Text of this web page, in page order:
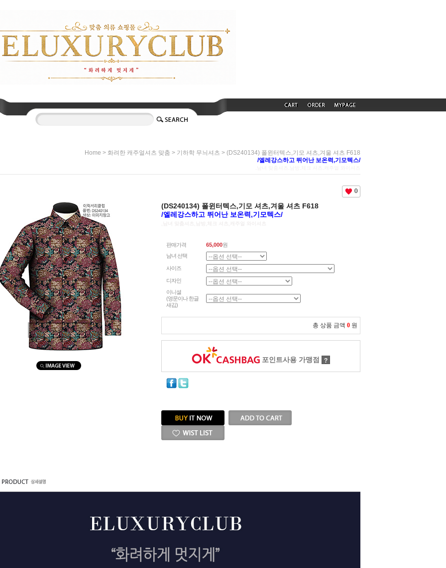
Home > 화려한 캐주얼셔츠 맞춤 > 기하학 무늬셔츠 > (DS240134) 폴윈터텍스,기모 셔츠,겨울 셔츠 F618
/엘레강스하고 뛰어난 보온력,기모텍스/
마우스를 올려보세요
0
(DS240134) 폴윈터텍스,기모 셔츠,겨울 셔츠 F618
/엘레강스하고 뛰어난 보온력,기모텍스/
판매가격 65,000원
남녀 선택
사이즈
디자인
이니셜
(영문이나 한글
새김)
총 상품 금액 0 원
포인트사용 가맹점 ?